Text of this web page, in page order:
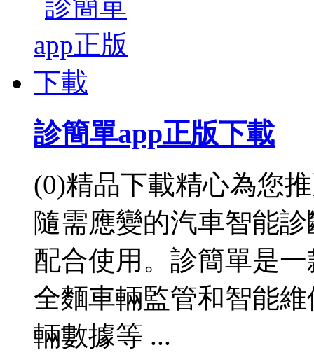
診簡單app正版下載
(0)精品下載精心為您
隨需應變的汽車智能
配合使用。診簡單是
全麵車輛監管和智能
輛數據等 ...